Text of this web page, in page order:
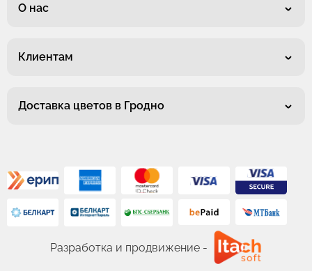
О нас
Клиентам
Доставка цветов в Гродно
Разработка и продвижение -